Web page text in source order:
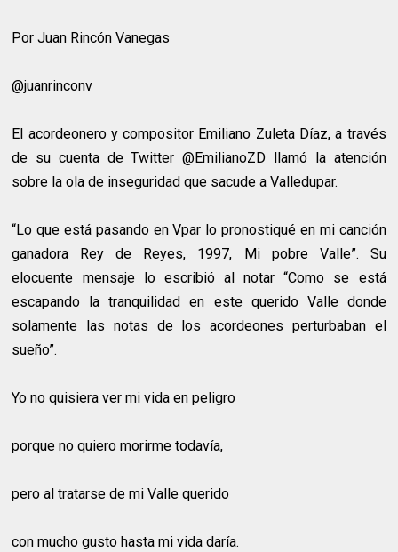
Por Juan Rincón Vanegas
@juanrinconv
El acordeonero y compositor Emiliano Zuleta Díaz, a través
de su cuenta de Twitter @EmilianoZD llamó la atención
sobre la ola de inseguridad que sacude a Valledupar.
“Lo que está pasando en Vpar lo pronostiqué en mi canción
ganadora Rey de Reyes, 1997, Mi pobre Valle”. Su
elocuente mensaje lo escribió al notar “Como se está
escapando la tranquilidad en este querido Valle donde
solamente las notas de los acordeones perturbaban el
sueño”.
Yo no quisiera ver mi vida en peligro
porque no quiero morirme todavía,
pero al tratarse de mi Valle querido
con mucho gusto hasta mi vida daría.